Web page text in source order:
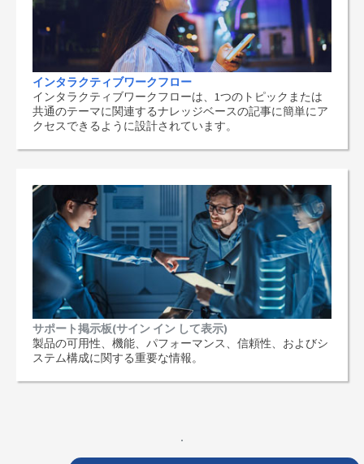
インタラクティブワークフロー
インタラクティブワークフローは、1つのトピックまたは
共通のテーマに関連するナレッジベースの記事に簡単にア
クセスできるように設計されています。
サポート掲示板(サイン イン して表示)
製品の可用性、機能、パフォーマンス、信頼性、およびシ
ステム構成に関する重要な情報。